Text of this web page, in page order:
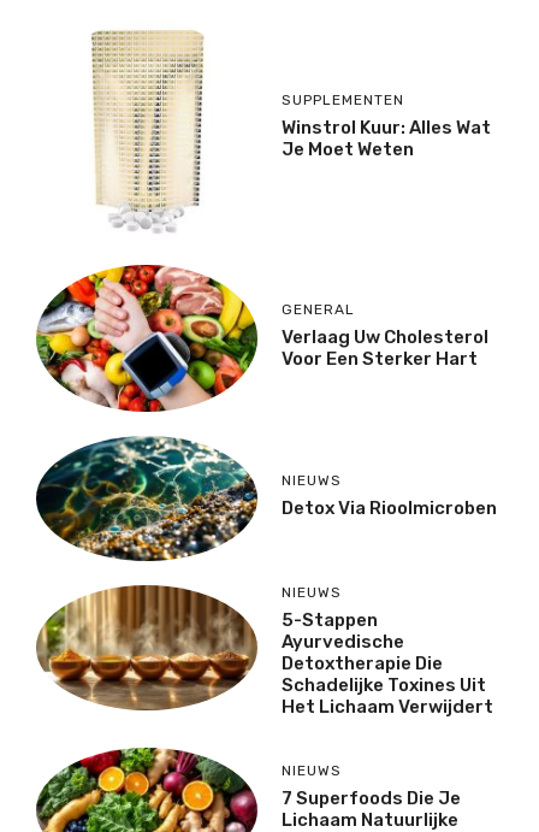
SUPPLEMENTEN
Winstrol Kuur: Alles Wat
Je Moet Weten
GENERAL
Verlaag Uw Cholesterol
Voor Een Sterker Hart
NIEUWS
Detox Via Rioolmicroben
NIEUWS
5-Stappen
Ayurvedische
Detoxtherapie Die
Schadelijke Toxines Uit
Het Lichaam Verwijdert
NIEUWS
7 Superfoods Die Je
Lichaam Natuurlijke